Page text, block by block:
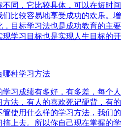
同，它比较具体，可以在短时间
们比较容易地享受成功的欢乐。增
，目标学习法也是成功教育的主要
现学习目标也是实现人生目标的开
哪种学习方法
习成绩有多好，有多差，每个人
法，有人的喜欢死记硬背，有的
管使用什么样的学习方法，我们的
搞上去。所以你自己现在掌握的学